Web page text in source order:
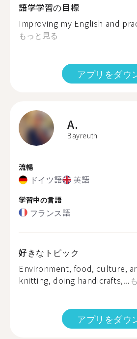
語学学習の目標
Improving my English and
もっと見る
アプリをダウ
A.
Bayreuth
流暢
ドイツ語 英語
学習中の言語
フランス語
好きなトピック
Environment, food, culture,
knitting, doing handicrafts,...
アプリをダウ